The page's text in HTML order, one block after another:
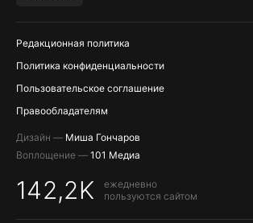
Редакционная политика
Политика конфиденциальности
Пользовательское соглашение
Правообладателям
Дизайн — Миша Гончаров
Воплощение — 101 Медиа
142,2K
ежедневно
пользуются сайтом